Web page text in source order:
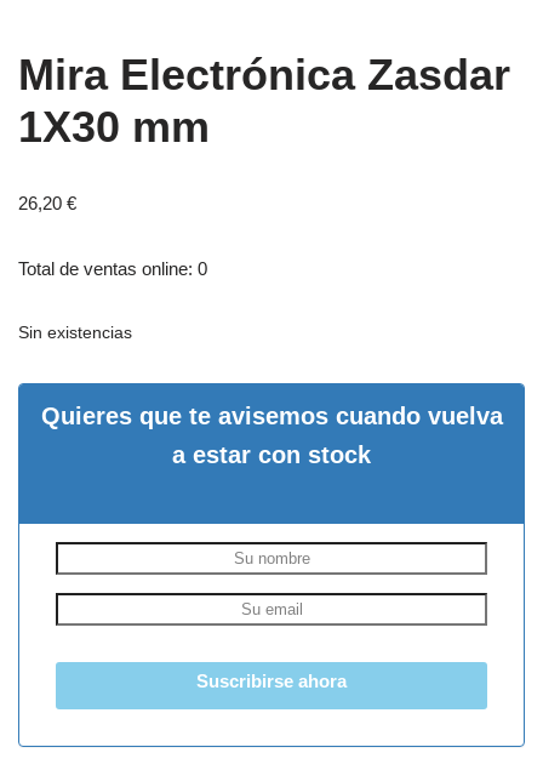
Mira Electrónica Zasdar
1X30 mm
26,20 €
Total de ventas online: 0
Sin existencias
Quieres que te avisemos cuando vuelva
a estar con stock
Suscribirse ahora